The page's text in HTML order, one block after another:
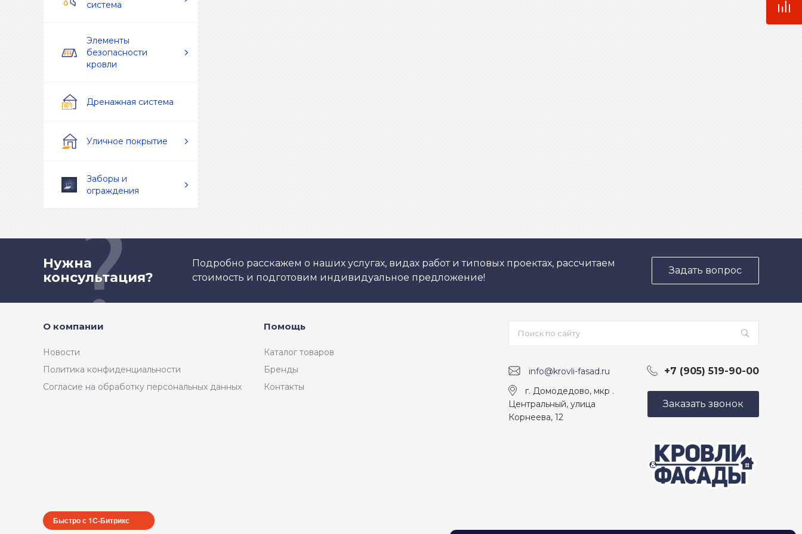
система
Элементы
безопасности
кровли
Дренажная система
Уличное покрытие
Заборы и
ограждения
Нужна
консультация?
Подробно расскажем о наших услугах, видах работ и типовых проектах, рассчитаем
стоимость и подготовим индивидуальное предложение!
Задать вопрос
О компании
Новости
Политика конфиденциальности
Согласие на обработку персональных данных
Помощь
Каталог товаров
Бренды
Контакты
info@krovli-fasad.ru +7 (905) 519-90-00
г. Домодедово, мкр .
Центральный, улица
Корнеева, 12
Заказать звонок
Быстро с 1С-Битрикс